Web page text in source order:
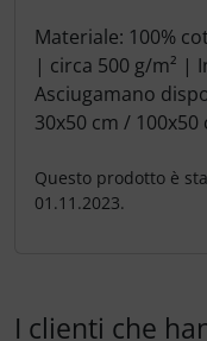
Materiale: 100%
| circa 500 g/m² |
Asciugamano
30x50 cm / 100x50
Questo prodotto è
01.11.2023.
I clienti che